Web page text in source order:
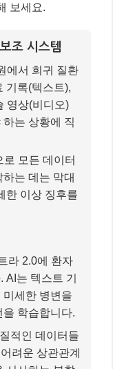
한 이상 징후를
라 2.0에 환자
AI는 텍스트 기
미세한 병변을
학습합니다.
적인 데이터들
려운 상관관계
시사하는 복합
가장 유력한
합니다.
덕분에 의료
진단할 수 있